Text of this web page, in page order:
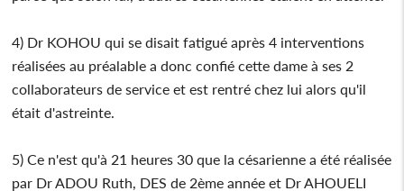
4) Dr KOHOU qui se disait fatigué après 4 interventions
réalisées au préalable a donc confié cette dame à ses 2
collaborateurs de service et est rentré chez lui alors qu'il
était d'astreinte.
5) Ce n'est qu'à 21 heures 30 que la césarienne a été réalisée
par Dr ADOU Ruth, DES de 2ème année et Dr AHOUELI